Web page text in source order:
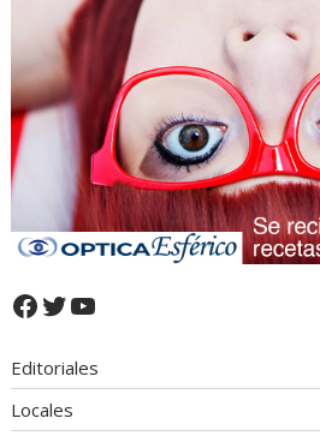
Facebook
Twitter
YouTube
Editoriales
Locales